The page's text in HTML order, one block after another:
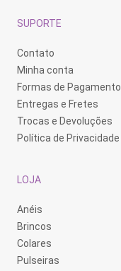
SUPORTE
Contato
Minha conta
Formas de Pagamento
Entregas e Fretes
Trocas e Devoluções
Política de Privacidade
LOJA
Anéis
Brincos
Colares
Pulseiras